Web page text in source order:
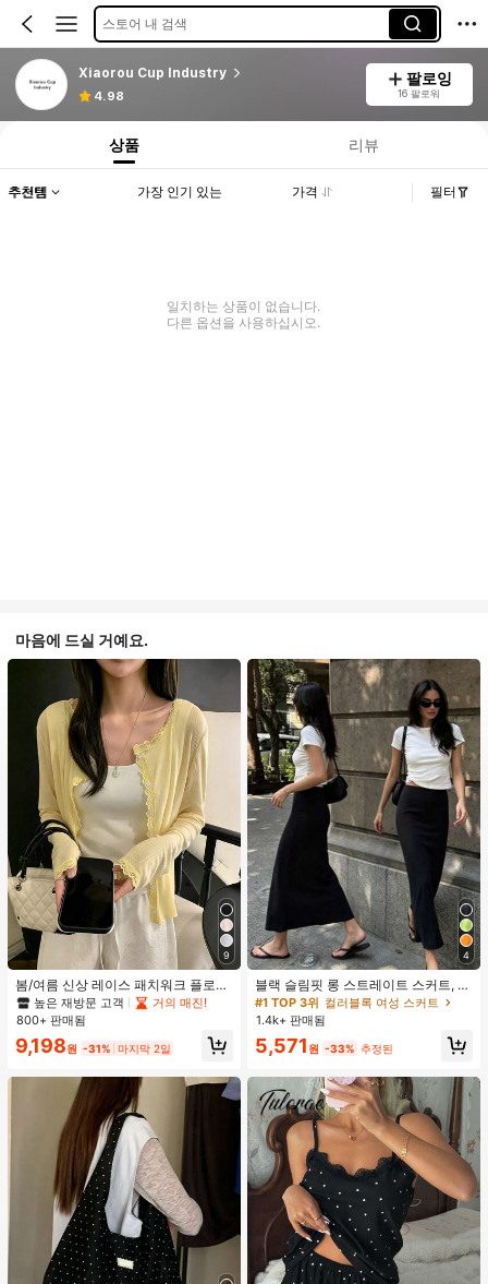
스토어 내 검색
Xiaorou Cup Industry
4.98
팔로잉
16 팔로워
상품 리뷰
추천템 가장 인기 있는 가격 필터
일치하는 상품이 없습니다.
다른 옵션을 사용하십시오.
마음에 드실 거예요.
9
봄/여름 신상 레이스 패치워크 플로럴
트림 소프트 니트 가디건 경량 재킷 탑
여성용, 코티지코어 옐로우
높은 재방문 고객
거의 매진!
800+ 판매됨
9,198원 -31% 마지막 2일
4
블랙 슬림핏 롱 스트레이트 스커트, 여
성 패션 폴리에스터 캐주얼 파티 스커
트, 다용도 및 귀여운, 일상 착용에 적
합, 여름 휴가. 해변, 음악 축제 및 여름
휴가에 완벽, 90년대
#1 TOP 3위 컬러블록 여성 스커트
1.4k+ 판매됨
5,571 원 -33% 추정된